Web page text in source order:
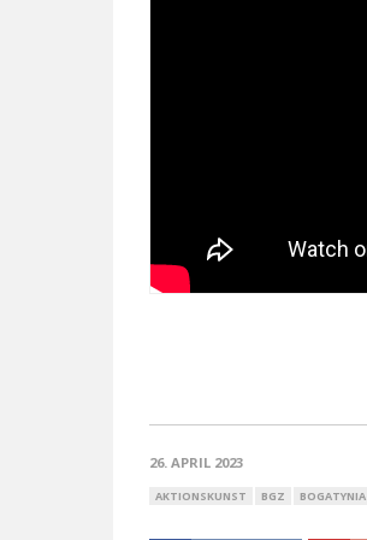
26. APRIL 2023
AKTIONSKUNST BGZ BOGATYNIA